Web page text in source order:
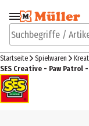
Zur Navigation
springen
Suchbegriffe /
Startseite Spielwaren
SES Creative - Paw